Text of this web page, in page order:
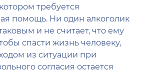
требуется
помощь. Ни один алкоголик
и не считает, что ему
спасти жизнь человеку,
из ситуации при
согласия остается